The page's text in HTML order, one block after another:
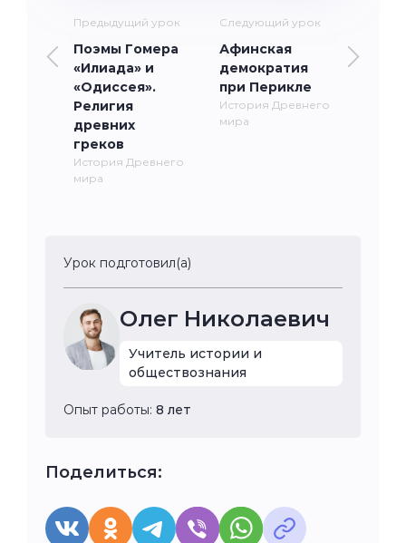
Предыдущий урок
Поэмы Гомера
«Илиада» и
«Одиссея».
Религия
древних
греков
История Древнего
мира
Следующий урок
Афинская
демократия
при Перикле
История Древнего
мира
Урок подготовил(а)
Олег Николаевич
Учитель истории и
обществознания
Опыт работы: 8 лет
Поделиться: